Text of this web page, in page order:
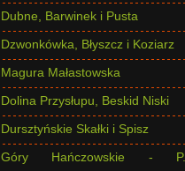
Dubne, Barwinek i Pusta
Dzwonkówka, Błyszcz i Koziarz
Magura Małastowska
Dolina Przysłupu, Beskid Niski
Dursztyńskie Skałki i Spisz
Góry Hańczowskie - P.